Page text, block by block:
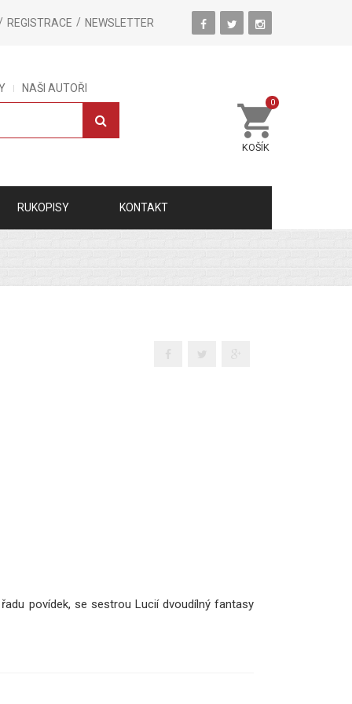
REGISTRACE NEWSLETTER
NAŠI AUTOŘI
KOŠÍK
0
RUKOPISY KONTAKT
povídek, se sestrou Lucií dvoudílný fantasy